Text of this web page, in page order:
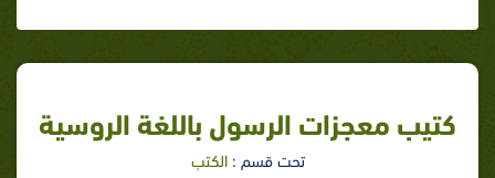
كتيب معجزات الرسول باللغة الروسية
تحت قسم :الكتب